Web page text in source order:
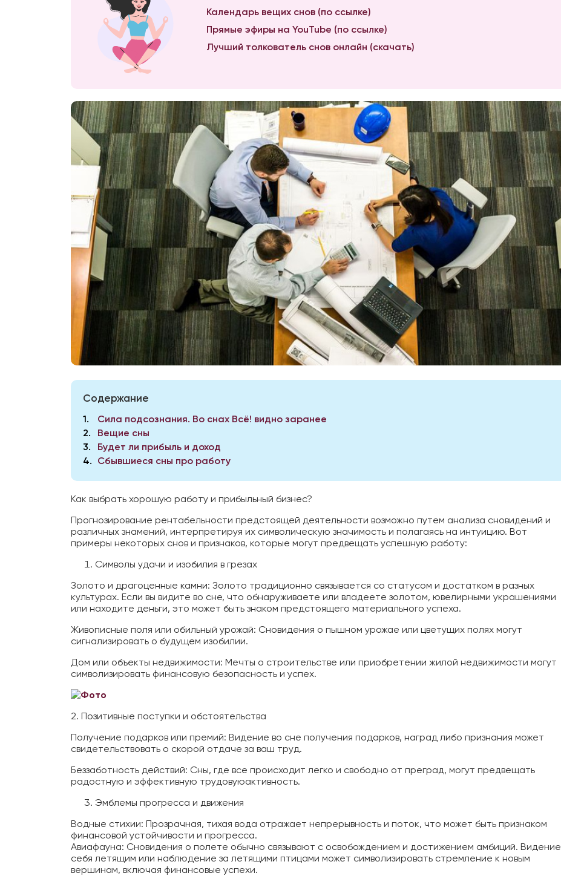
Календарь вещих снов (по ссылке)
Прямые эфиры на YouTube (по ссылке)
Лучший толкователь снов онлайн (скачать)
Содержание
1
Сила подсознания. Во снах Всё! видно заранее
2
Вещие сны
3
Будет ли прибыль и доход
4
Сбывшиеся сны про работу
Как выбрать хорошую работу и прибыльный бизнес?
Прогнозирование рентабельности предстоящей деятельности возможно путем анализа сновидений и
различных знамений, интерпретируя их символическую значимость и полагаясь на интуицию. Вот
примеры некоторых снов и признаков, которые могут предвещать успешную работу:
Символы удачи и изобилия в грезах
Золото и драгоценные камни: Золото традиционно связывается со статусом и достатком в разных
культурах. Если вы видите во сне, что обнаруживаете или владеете золотом, ювелирными украшениями
или находите деньги, это может быть знаком предстоящего материального успеха.
Живописные поля или обильный урожай: Сновидения о пышном урожае или цветущих полях могут
сигнализировать о будущем изобилии.
Дом или объекты недвижимости: Мечты о строительстве или приобретении жилой недвижимости могут
символизировать финансовую безопасность и успех.
2. Позитивные поступки и обстоятельства
Получение подарков или премий: Видение во сне получения подарков, наград либо признания может
свидетельствовать о скорой отдаче за ваш труд.
Беззаботность действий: Сны, где все происходит легко и свободно от преград, могут предвещать
радостную и эффективную трудовуюактивность.
Эмблемы прогресса и движения
Водные стихии: Прозрачная, тихая вода отражает непрерывность и поток, что может быть признаком
финансовой устойчивости и прогресса.
Авиафауна: Сновидения о полете обычно связывают с освобождением и достижением амбиций. Видение
себя летящим или наблюдение за летящими птицами может символизировать стремление к новым
вершинам, включая финансовые успехи.